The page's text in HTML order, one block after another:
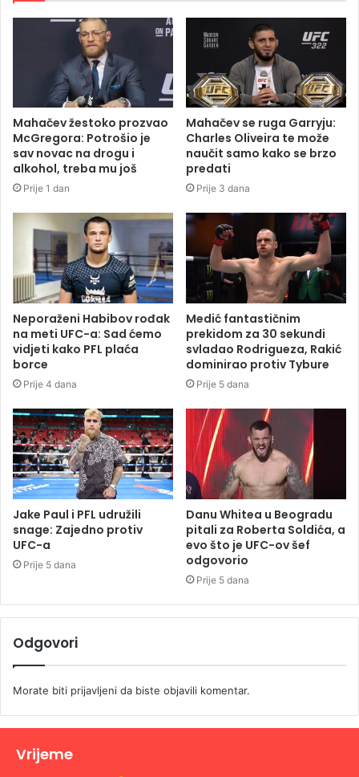
Mahačev žestoko prozvao
McGregora: Potrošio je
sav novac na drogu i
alkohol, treba mu još
Prije 1 dan
Mahačev se ruga Garryju:
Charles Oliveira te može
naučit samo kako se brzo
predati
Prije 3 dana
Neporaženi Habibov rođak
na meti UFC-a: Sad ćemo
vidjeti kako PFL plaća
borce
Prije 4 dana
Medić fantastičnim
prekidom za 30 sekundi
svladao Rodrigueza, Rakić
dominirao protiv Tybure
Prije 5 dana
Jake Paul i PFL udružili
snage: Zajedno protiv
UFC-a
Prije 5 dana
Danu Whitea u Beogradu
pitali za Roberta Soldića, a
evo što je UFC-ov šef
odgovorio
Prije 5 dana
Odgovori
Morate biti prijavljeni da biste objavili komentar.
Vrijeme